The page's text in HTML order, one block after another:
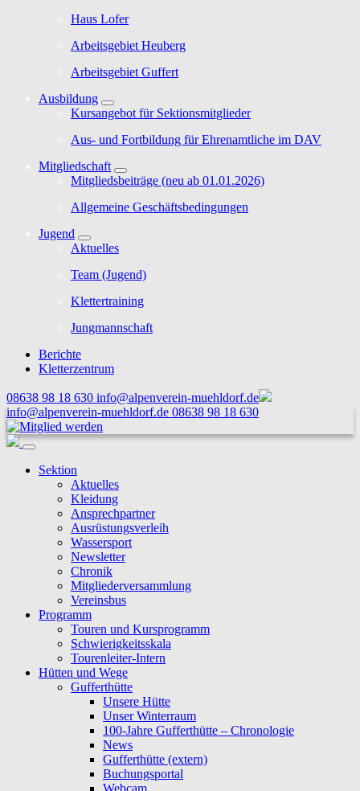
Haus Lofer
Arbeitsgebiet Heuberg
Arbeitsgebiet Guffert
Ausbildung
Kursangebot für Sektionsmitglieder
Aus- und Fortbildung für Ehrenamtliche im DAV
Mitgliedschaft
Mitgliedsbeiträge (neu ab 01.01.2026)
Allgemeine Geschäftsbedingungen
Jugend
Aktuelles
Team (Jugend)
Klettertraining
Jungmannschaft
Berichte
Kletterzentrum
08638 98 18 630 info@alpenverein-muehldorf.de
info@alpenverein-muehldorf.de 08638 98 18 630
Sektion
Aktuelles
Kleidung
Ansprechpartner
Ausrüstungsverleih
Wassersport
Newsletter
Chronik
Mitgliederversammlung
Vereinsbus
Programm
Touren und Kursprogramm
Schwierigkeitsskala
Tourenleiter-Intern
Hütten und Wege
Gufferthütte
Unsere Hütte
Unser Winterraum
100-Jahre Gufferthütte – Chronologie
News
Gufferthütte (extern)
Buchungsportal
Webcam